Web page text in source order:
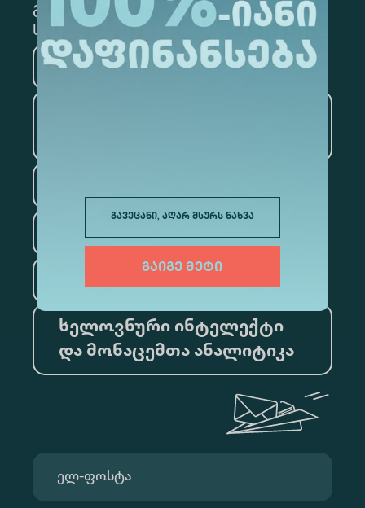
გავეცანი, აღარ მსურს ნახვა
გაიგე მეტი
გამოსაწერად, მონიშნეთ შესაბამისი
სექცია
მედიცინა ბიზნესი
ფსიქოლოგია
ხელოვნური ინტელექტი
და მონაცემთა ანალიტიკა